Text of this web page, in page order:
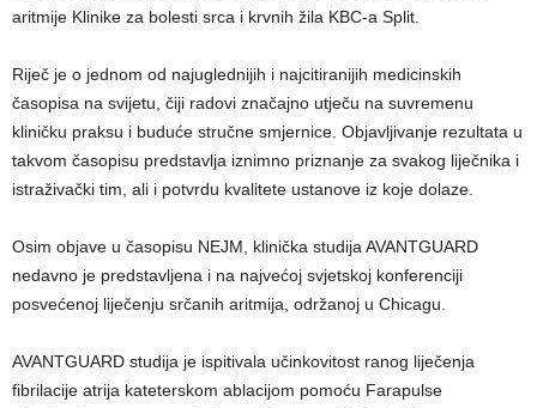
aritmije Klinike za bolesti srca i krvnih žila KBC-a Split.
Riječ je o jednom od najuglednijih i najcitiranijih medicinskih
časopisa na svijetu, čiji radovi značajno utječu na suvremenu
kliničku praksu i buduće stručne smjernice. Objavljivanje rezultata u
takvom časopisu predstavlja iznimno priznanje za svakog liječnika i
istraživački tim, ali i potvrdu kvalitete ustanove iz koje dolaze.
Osim objave u časopisu NEJM, klinička studija AVANTGUARD
nedavno je predstavljena i na najvećoj svjetskoj konferenciji
posvećenoj liječenju srčanih aritmija, održanoj u Chicagu.
AVANTGUARD studija je ispitivala učinkovitost ranog liječenja
fibrilacije atrija kateterskom ablacijom pomoću Farapulse